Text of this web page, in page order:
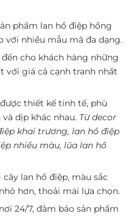
phẩm lan hồ điệp hồng
với nhiều mẫu mã đa dạng.
cho khách hàng những
với giá cả cạnh tranh nhất
thiết kế tinh tế, phù
dịp khác nhau. Từ decor
khai trương, lan hồ điệp
nhiều màu, lũa lan hồ
lan hồ điệp, màu sắc
hơn, thoải mái lựa chọn.
24/7, đảm bảo sản phẩm